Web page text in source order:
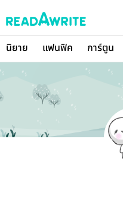
นิยาย แฟนฟิค การ์ตูน